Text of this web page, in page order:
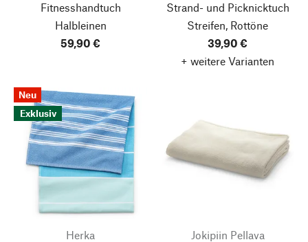
Fitnesshandtuch
Halbleinen
59,90 €
Strand- und Picknicktuch
Streifen, Rottöne
39,90 €
+ weitere Varianten
Neu
Exklusiv
Herka
Jokipiin Pellava